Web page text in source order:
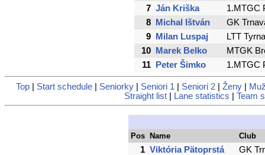
7 Ján Kriška
1.MTGC
8
Michal Ištván
GK
9
Milan Luspaj
LTT Tyrna
10
Marek Belko
MTGK
11
Peter Šimko 1.MTGC
Top| Start schedule| Seniorky| Seniori 1 Seniori 2| Ženy|
Straight list
Lane statistics Team
Pos Name Club
1 Viktória Pätoprstá
GK